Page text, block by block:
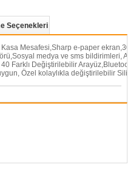
Seçenekleri
Mesafesi,Sharp e-paper ekran,30
medya ve sms bildirimleri,
Farklı Değiştirilebilir Arayüz,Bluetooth
Özel kolaylıkla değiştirilebilir